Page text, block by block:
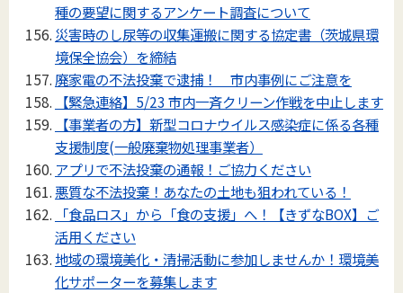
種の要望に関するアンケート調査について
災害時のし尿等の収集運搬に関する協定書（茨城県環
境保全協会）を締結
廃家電の不法投棄で逮捕！ 市内事例にご注意を
【緊急連絡】5/23 市内一斉クリーン作戦を中止します
【事業者の方】新型コロナウイルス感染症に係る各種
支援制度(一般廃棄物処理事業者）
アプリで不法投棄の通報！ご協力ください
悪質な不法投棄！あなたの土地も狙われている！
「食品ロス」から「食の支援」へ！【きずなBOX】ご
活用ください
地域の環境美化・清掃活動に参加しませんか！環境美
化サポーターを募集します